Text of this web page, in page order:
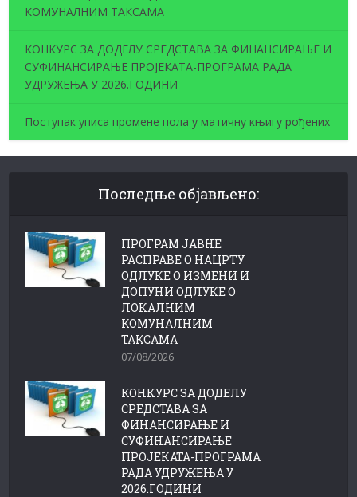
КОМУНАЛНИМ ТАКСАМА
КОНКУРС ЗА ДОДЕЛУ СРЕДСТАВА ЗА ФИНАНСИРАЊЕ И
СУФИНАНСИРАЊЕ ПРОЈЕКАТА-ПРОГРАМА РАДА
УДРУЖЕЊА У 2026.ГОДИНИ
Поступак уписа промене пола у матичну књигу рођених
Последње објављено:
ПРОГРАМ ЈАВНЕ
РАСПРАВЕ О НАЦРТУ
ОДЛУКЕ О ИЗМЕНИ И
ДОПУНИ ОДЛУКЕ О
ЛОКАЛНИМ
КОМУНАЛНИМ
ТАКСАМА
07/08/2026
КОНКУРС ЗА ДОДЕЛУ
СРЕДСТАВА ЗА
ФИНАНСИРАЊЕ И
СУФИНАНСИРАЊЕ
ПРОЈЕКАТА-ПРОГРАМА
РАДА УДРУЖЕЊА У
2026.ГОДИНИ